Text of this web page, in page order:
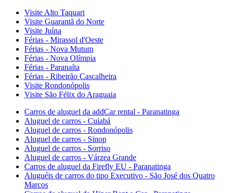
Visite Alto Taquari
Visite Guarantã do Norte
Visite Juína
Férias - Mirassol d'Oeste
Férias - Nova Mutum
Férias - Nova Olímpia
Férias - Paranaíta
Férias - Ribeirão Cascalheira
Visite Rondonópolis
Visite São Félix do Araguaia
Carros de aluguel da addCar rental - Paranatinga
Aluguel de carros - Cuiabá
Aluguel de carros - Rondonópolis
Aluguel de carros - Sinop
Aluguel de carros - Sorriso
Aluguel de carros - Várzea Grande
Carros de aluguel da Firefly EU - Paranatinga
Aluguéis de carros do tipo Executivo - São José dos Quatro
Marcos